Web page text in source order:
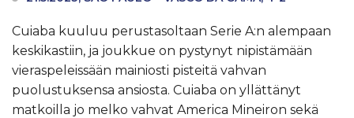
Cuiaba kuuluu perustasoltaan Serie A:n alempaan
keskikastiin, ja joukkue on pystynyt nipistämään
vieraspeleissään mainiosti pisteitä vahvan
puolustuksensa ansiosta. Cuiaba on yllättänyt
matkoilla jo melko vahvat America Mineiron sekä